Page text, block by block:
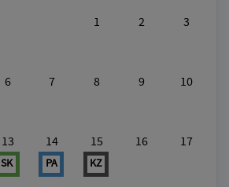
1 2 3
6 7 8 9 10
13
SK
14
PA
15
KZ
16 17